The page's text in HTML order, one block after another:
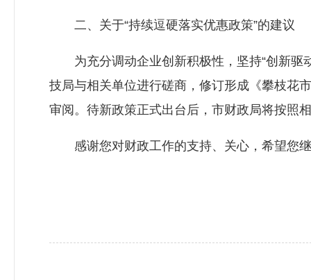
二、关于“持续逗硬落实优惠政策”的建议
为充分调动企业创新积极性，坚持“创新驱
技局与相关单位进行磋商，修订形成《攀枝花
审阅。待新政策正式出台后，市财政局将按照
感谢您对财政工作的支持、关心，希望您继